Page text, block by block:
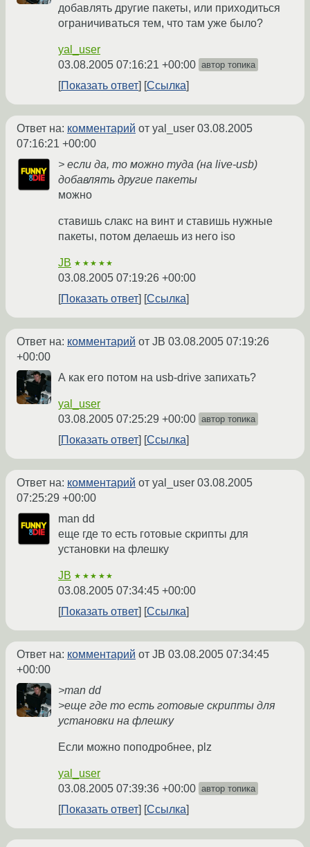
добавлять другие пакеты, или приходиться
ограничиваться тем, что там уже было?
yal_user
03.08.2005 07:16:21 +00:00 автор топика
Показать ответ Ссылка
Ответ на: комментарий от yal_user 03.08.2005
07:16:21 +00:00
> если да, то можно туда (на live-usb)
добавлять другие пакеты
можно
ставишь слакс на винт и ставишь нужные
пакеты, потом делаешь из него iso
JB ★★★★★
03.08.2005 07:19:26 +00:00
Показать ответ
Ссылка
Ответ на: комментарий от JB 03.08.2005 07:19:26
+00:00
А как его потом на usb-drive запихать?
yal_user
03.08.2005 07:25:29 +00:00 автор топика
Показать ответ Ссылка
Ответ на: комментарий от yal_user 03.08.2005
07:25:29 +00:00
man dd
еще где то есть готовые скрипты для
установки на флешку
JB ★★★★★
03.08.2005 07:34:45 +00:00
Показать ответ
Ссылка
Ответ на: комментарий от JB 03.08.2005 07:34:45
+00:00
>man dd
>еще где то есть готовые скрипты для
установки на флешку
Если можно поподробнее, plz
yal_user
03.08.2005 07:39:36 +00:00 автор топика
Показать ответ Ссылка